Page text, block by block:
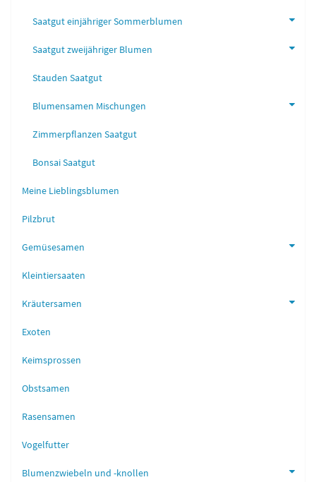
Saatgut einjähriger Sommerblumen
Saatgut zweijähriger Blumen
Stauden Saatgut
Blumensamen Mischungen
Zimmerpflanzen Saatgut
Bonsai Saatgut
Meine Lieblingsblumen
Pilzbrut
Gemüsesamen
Kleintiersaaten
Kräutersamen
Exoten
Keimsprossen
Obstsamen
Rasensamen
Vogelfutter
Blumenzwiebeln und -knollen